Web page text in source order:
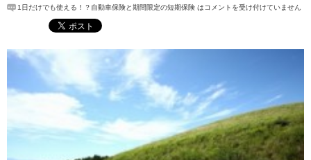
1日だけでも使える！？自動車保険と期間限定の短期保険 はコメントを受け付けていません